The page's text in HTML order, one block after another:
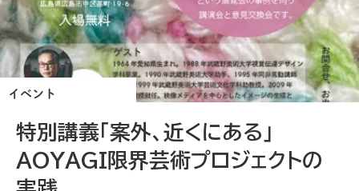
イベント
特別講義「案外、近くにある」
AOYAGI限界芸術プロジェクトの